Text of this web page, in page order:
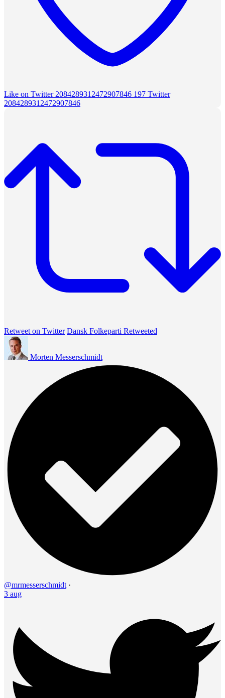
Like on Twitter 2084289312472907846 197 Twitter
2084289312472907846
Retweet on Twitter Dansk Folkeparti Retweeted
Morten Messerschmidt
@mrmesserschmidt ·
3 aug